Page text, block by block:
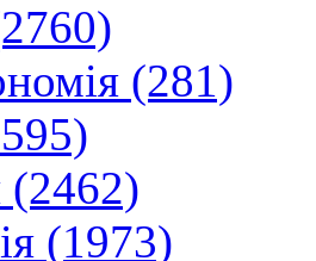
(281)
(2462)
(1973)